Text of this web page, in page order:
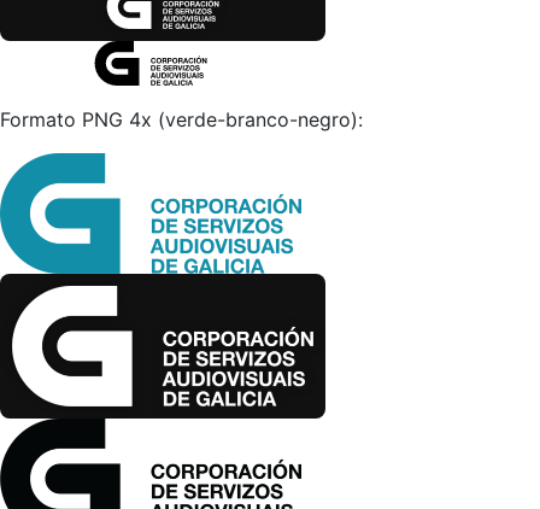
Formato PNG 4x (verde-branco-negro):